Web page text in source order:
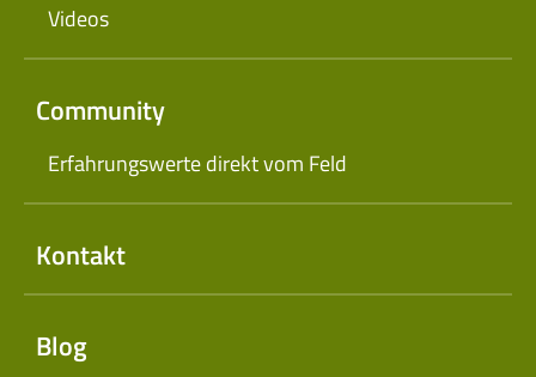
Videos
Community
Erfahrungswerte direkt vom Feld
Kontakt
Blog